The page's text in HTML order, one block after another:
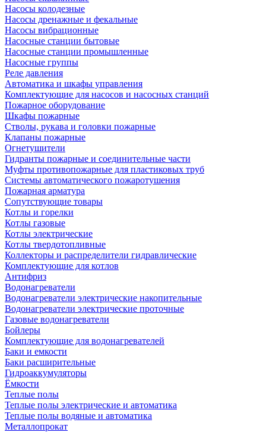
Насосы колодезные
Насосы дренажные и фекальные
Насосы вибрационные
Насосные станции бытовые
Насосные станции промышленные
Насосные группы
Реле давления
Автоматика и шкафы управления
Комплектующие для насосов и насосных станций
Пожарное оборудование
Шкафы пожарные
Стволы, рукава и головки пожарные
Клапаны пожарные
Огнетушители
Гидранты пожарные и соединительные части
Муфты противопожарные для пластиковых труб
Системы автоматического пожаротушения
Пожарная арматура
Сопутствующие товары
Котлы и горелки
Котлы газовые
Котлы электрические
Котлы твердотопливные
Коллекторы и распределители гидравлические
Комплектующие для котлов
Антифриз
Водонагреватели
Водонагреватели электрические накопительные
Водонагреватели электрические проточные
Газовые водонагреватели
Бойлеры
Комплектующие для водонагревателей
Баки и емкости
Баки расширительные
Гидроаккумуляторы
Ёмкости
Теплые полы
Теплые полы электрические и автоматика
Теплые полы водяные и автоматика
Металлопрокат